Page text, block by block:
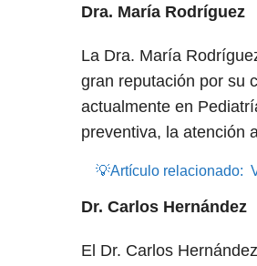
Dra. María Rodríguez
La Dra. María
gran reputación por su
actualmente en
preventiva, la atención
💡Artículo relacionado:
Dr. Carlos Hernández
El Dr. Carlos